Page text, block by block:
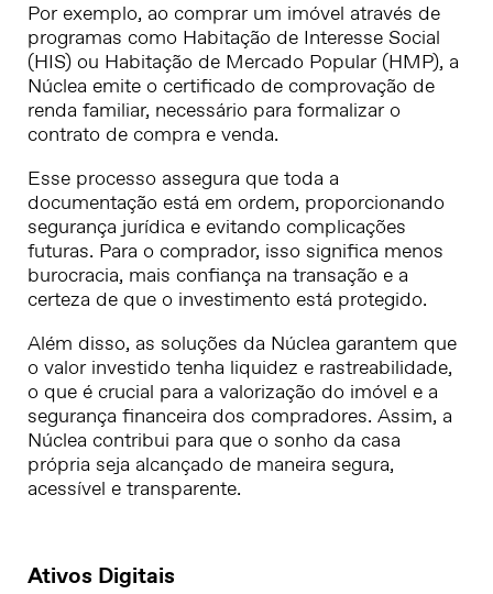
Por exemplo, ao comprar um imóvel através de
programas como Habitação de Interesse Social
(HIS) ou Habitação de Mercado Popular (HMP), a
Núclea emite o certificado de comprovação de
renda familiar, necessário para formalizar o
contrato de compra e venda.
Esse processo assegura que toda a
documentação está em ordem, proporcionando
segurança jurídica e evitando complicações
futuras. Para o comprador, isso significa menos
burocracia, mais confiança na transação e a
certeza de que o investimento está protegido.
Além disso, as soluções da Núclea garantem que
o valor investido tenha liquidez e rastreabilidade,
o que é crucial para a valorização do imóvel e a
segurança financeira dos compradores. Assim, a
Núclea contribui para que o sonho da casa
própria seja alcançado de maneira segura,
acessível e transparente.
Ativos Digitais